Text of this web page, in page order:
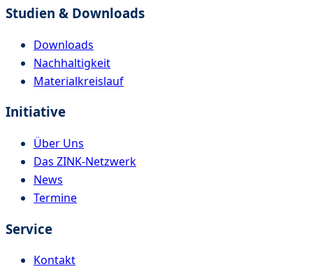
Studien & Downloads
Downloads
Nachhaltigkeit
Materialkreislauf
Initiative
Über Uns
Das ZINK-Netzwerk
News
Termine
Service
Kontakt